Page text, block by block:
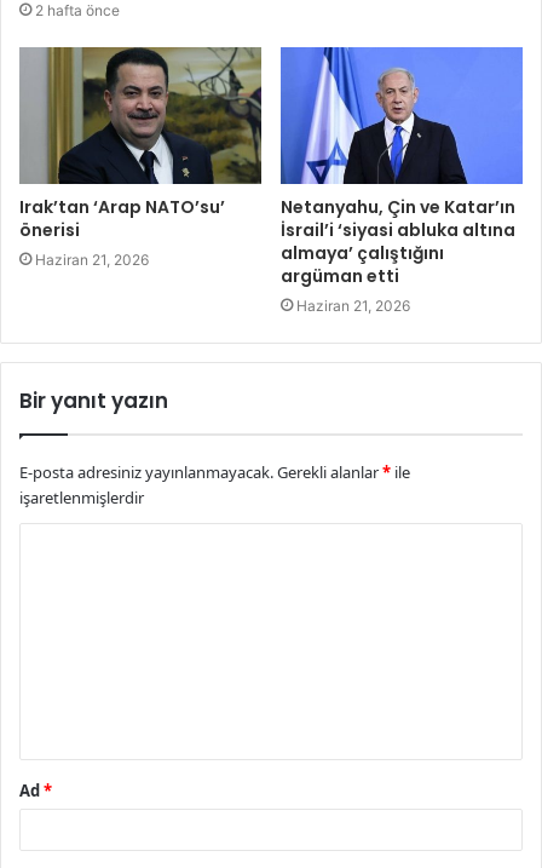
2 hafta önce
Irak’tan ‘Arap NATO’su’
önerisi
Haziran 21, 2026
Netanyahu, Çin ve Katar’ın
İsrail’i ‘siyasi abluka altına
almaya’ çalıştığını
argüman etti
Haziran 21, 2026
Bir yanıt yazın
E-posta adresiniz yayınlanmayacak.Gerekli alanlar* ile
işaretlenmişlerdir
Ad*